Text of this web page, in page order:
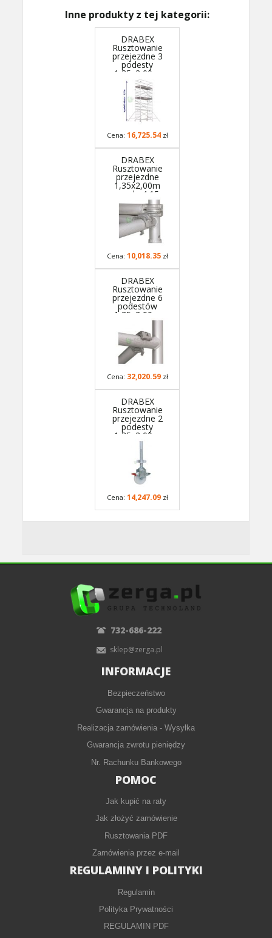
Inne produkty z tej kategorii:
DRABEX
Rusztowanie
przejezdne 3
podesty
1,35x2,00m
wys.rob. 6,11m
RA 1120S TYP
351A - podesty
co 2m
Cena: 16,725.54zł
DRABEX
Rusztowanie
przejezdne
1,35x2,00m
wys.rob. 4,15m
RA 1120S TYP
350
Cena: 10,018.35zł
DRABEX
Rusztowanie
przejezdne 6
podestów
1,35x2,00m
wys.rob. 11,99m
RA 1120S TYP
354A - podesty
co 2m
Cena: 32,020.59zł
DRABEX
Rusztowanie
przejezdne 2
podesty
1,35x2,00m
wys.rob. 6,11m
RA 1120S TYP
351B - podesty
co 4m
Cena: 14,247.09zł
732-686-222
sklep@zerga.pl
INFORMACJE
Bezpieczeństwo
Gwarancja na produkty
Realizacja zamówienia - Wysyłka
Gwarancja zwrotu pieniędzy
Nr. Rachunku Bankowego
POMOC
Jak kupić na raty
Jak złożyć zamówienie
Rusztowania PDF
Zamówienia przez e-mail
REGULAMINY I POLITYKI
Regulamin
Polityka Prywatności
REGULAMIN PDF